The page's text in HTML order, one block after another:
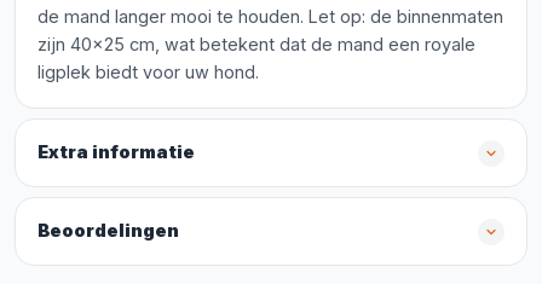
de mand langer mooi te houden. Let op: de binnenmaten
zijn 40x25 cm, wat betekent dat de mand een royale
ligplek biedt voor uw hond.
Extra informatie
Beoordelingen